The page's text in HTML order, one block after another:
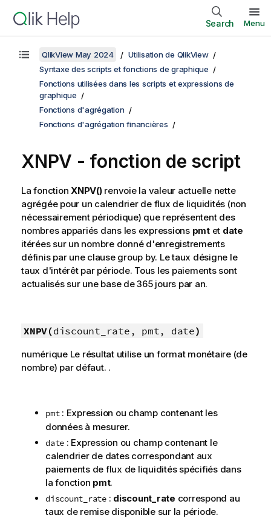
Search Menu
QlikView May 2024
Utilisation de QlikView
Syntaxe des scripts et fonctions de graphique
Fonctions utilisées dans les scripts et expressions de
graphique
Fonctions d'agrégation
Fonctions d'agrégation financières
XNPV - fonction de script
La fonction XNPV()renvoie la valeur actuelle nette
agrégée pour un calendrier de flux de liquidités (non
nécessairement périodique) que représentent des
nombres appariés dans les expressions pmtet date
itérées sur un nombre donné d'enregistrements
définis par une clause group by. Le taux désigne le
taux d'intérêt par période. Tous les paiements sont
actualisés sur une base de 365 jours par an.
XNPV(discount_rate, pmt, date)
numérique Le résultat utilise un format monétaire (de
nombre) par défaut. .
pmt: Expression ou champ contenant les
données à mesurer.
date : Expression ou champ contenant le
calendrier de dates correspondant aux
paiements de flux de liquidités spécifiés dans
la fonction pmt.
discount_rate: discount_rate correspond au
taux de remise disponible sur la période.